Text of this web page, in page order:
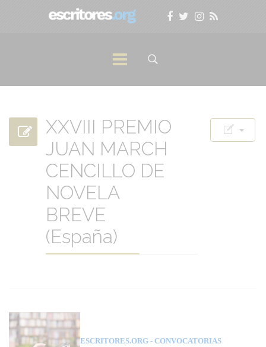
XXVIII PREMIO
JUAN MARCH
CENCILLO DE
NOVELA
BREVE
(España)
ESCRITORES.ORG - CONVOCATORIAS